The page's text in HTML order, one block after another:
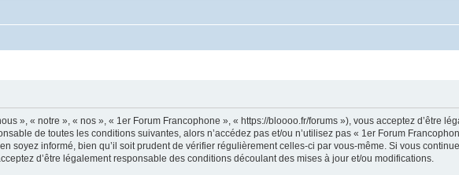
», « notre », « nos », « 1er Forum Francophone », « https://bloooo.fr/forums »), vous acceptez d’être
de toutes les conditions suivantes, alors n’accédez pas et/ou n’utilisez pas « 1er Forum
soyez informé, bien qu’il soit prudent de vérifier régulièrement celles-ci par vous-même. Si vous
d’être légalement responsable des conditions découlant des mises à jour et/ou modifications.